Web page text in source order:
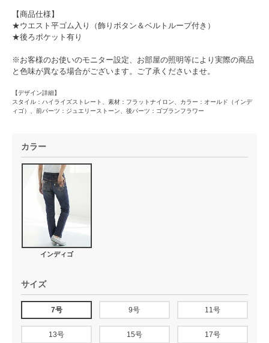
【商品仕様】
★ウエスト平ゴム入り（飾りボタン＆ベルトループ付き）
★後ろポケット有り
※お客様のお使いのモニター設定、お部屋の照明等により実際の商品
と色味が異なる場合がございます。ご了承くださいませ。
【デザイン詳細】
スタイル：ハイライズストレート、素材：フラットナイロン、カラー：オールド（インデ
ィゴ）、前パーツ：ジュエリーストーン、後パーツ：ゴブランフラワー
カラー
インディゴ
サイズ
7号 9号 11号
13号 15号 17号